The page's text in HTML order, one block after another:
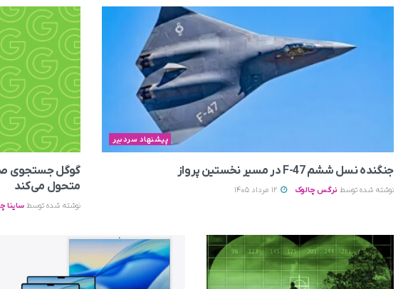
پیشنهاد سردبیر
جنگنده نسل ششم F-47 در مسیر نخستین پرواز
نوشته شده توسط نرگس چالوک
متحول می‌کند
نوشته شده توسط ساینا